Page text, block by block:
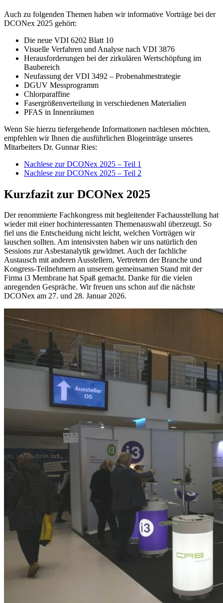
Auch zu folgenden Themen haben wir informative Vorträge bei der
DCONex 2025 gehört:
Die neue VDI 6202 Blatt 10
Visuelle Verfahren und Analyse nach VDI 3876
Herausforderungen bei der zirkulären Wertschöpfung im
Baubereich
Neufassung der VDI 3492 – Probenahmestrategie
DGUV Messprogramm
Chlorparaffine
Fasergrößenverteilung in verschiedenen Materialien
PFAS in Innenräumen
Wenn Sie hierzu tiefergehende Informationen nachlesen möchten,
empfehlen wir Ihnen die ausführlichen Blogeinträge unseres
Mitarbeiters Dr. Gunnar Ries:
Nachlese zur DCONex 2025 – Teil 1
Nachlese zur DCONex 2025 – Teil 2
Kurzfazit zur DCONex 2025
Der renommierte Fachkongress mit begleitender Fachausstellung hat
wieder mit einer hochinteressanten Themenauswahl überzeugt. So
fiel uns die Entscheidung nicht leicht, welchen Vorträgen wir
lauschen sollten. Am intensivsten haben wir uns natürlich den
Sessions zur Asbestanalytik gewidmet. Auch der fachliche
Austausch mit anderen Ausstellern, Vertretern der Branche und
Kongress-Teilnehmern an unserem gemeinsamen Stand mit der
Firma i3 Membrane hat Spaß gemacht. Danke für die vielen
anregenden Gespräche. Wir freuen uns schon auf die nächste
DCONex am 27. und 28. Januar 2026.